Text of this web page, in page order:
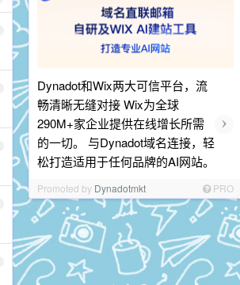
Dynadot和Wix两大可信平台，流
畅清晰无缝对接 Wix为全球
290M+家企业提供在线增长所需
的一切。 与Dynadot域名连接，轻
松打造适用于任何品牌的AI网站。
›
Promoted by Dynadotmkt PRO